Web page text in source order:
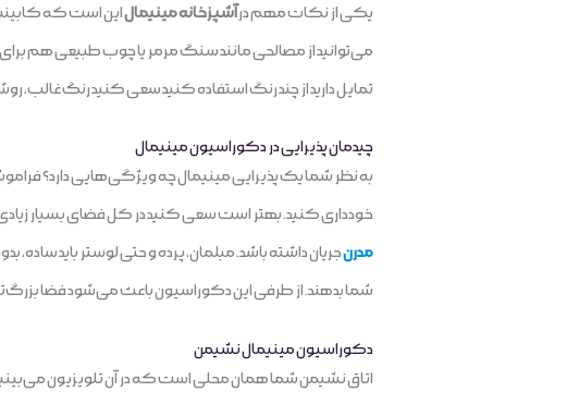
یکی از نکات مهم درآشپزخانه مینیمالاین است که
می‌توانید از مصالحی مانند سنگ مرمر یا چوب طبیعی هم
تمایل دارید از چند رنگ استفاده کنید سعی کنید رنگ غالب،
چیدمان پذیرایی در دکوراسیون مینیمال
به نظر شما یک پذیرایی مینیمال چه ویژگی‌هایی دارد؟
خودداری کنید. بهتر است سعی کنید در کل فضای بسیار زیادی
مدرنجریان داشته باشد. مبلمان، پرده و حتی لوستر باید ساده،
شما بدهند. از طرفی این دکوراسیون باعث می‌شود فضا
دکوراسیون مینیمال نشیمن
اتاق نشیمن شما همان‌ محلی است که در آن تلویزیون